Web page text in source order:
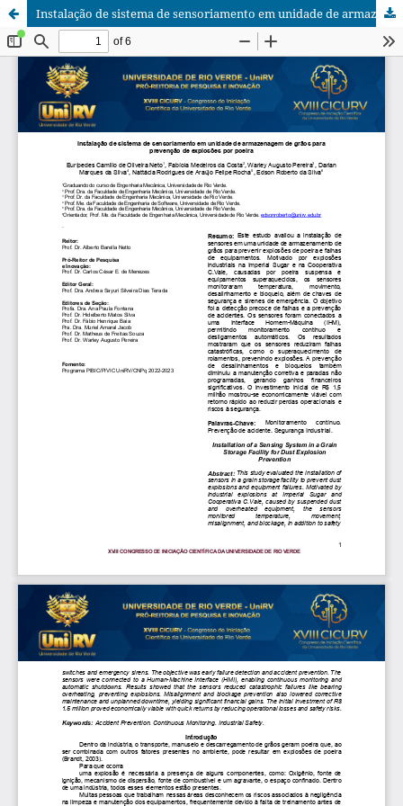
Instalação de sistema de sensoriamento em unidade de armazenagem de grãos para prevenção de explosões por poeira